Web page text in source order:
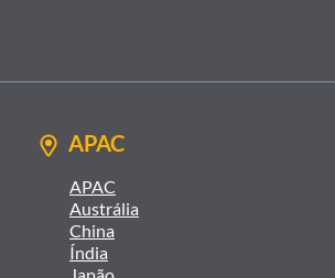
APAC
APAC
Austrália
China
Índia